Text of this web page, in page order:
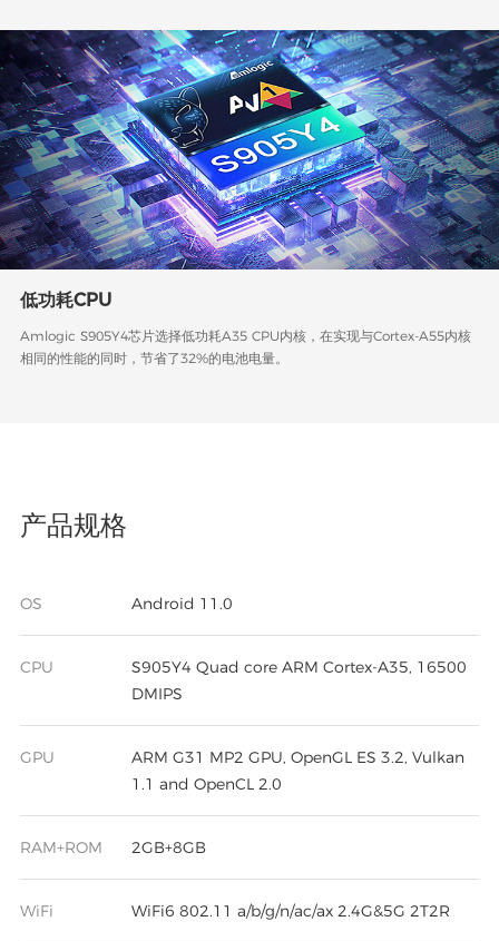
低功耗CPU
Amlogic S905Y4芯片选择低功耗A35 CPU内核，在实现与Cortex-A55内核
相同的性能的同时，节省了32%的电池电量。
产品规格
OS Android 11.0
CPU
S905Y4 Quad core ARM Cortex-A35, 16500
DMIPS
GPU
ARM G31 MP2 GPU, OpenGL ES 3.2, Vulkan
1.1 and OpenCL 2.0
RAM+ROM 2GB+8GB
WiFi WiFi6 802.11 a/b/g/n/ac/ax 2.4G&5G 2T2R